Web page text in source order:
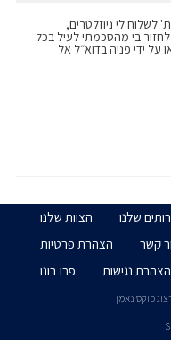
לי ניוזלטרים,
לחזור בי מהסכמתי לעיל בכל
ידי פניה בדוא״ל אל
שלנו
הצוות שלנו
קשר
הצהרת פרטיות
הצהרת נגישות
פרו בונו